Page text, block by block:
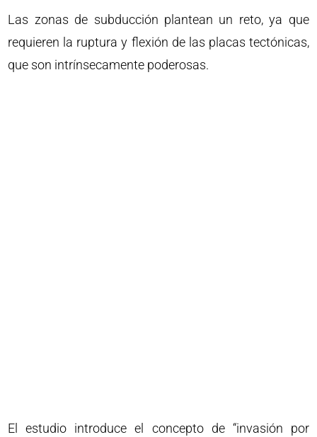
Las zonas de subducción plantean un reto, ya que
requieren la ruptura y flexión de las placas tectónicas,
que son intrínsecamente poderosas.
El estudio introduce el concepto de “invasión por